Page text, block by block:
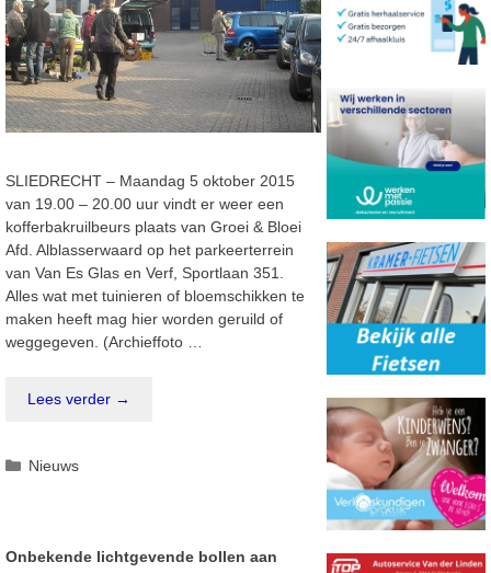
SLIEDRECHT – Maandag 5 oktober 2015
van 19.00 – 20.00 uur vindt er weer een
kofferbakruilbeurs plaats van Groei & Bloei
Afd. Alblasserwaard op het parkeerterrein
van Van Es Glas en Verf, Sportlaan 351.
Alles wat met tuinieren of bloemschikken te
maken heeft mag hier worden geruild of
weggegeven. (Archieffoto …
Lees verder →
Categorieën
Nieuws
Onbekende lichtgevende bollen aan